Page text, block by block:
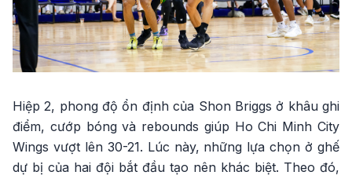
Hiệp 2, phong độ ổn định của Shon Briggs ở khâu ghi
điểm, cướp bóng và rebounds giúp Ho Chi Minh City
Wings vượt lên 30-21. Lúc này, những lựa chọn ở ghế
dự bị của hai đội bắt đầu tạo nên khác biệt. Theo đó,